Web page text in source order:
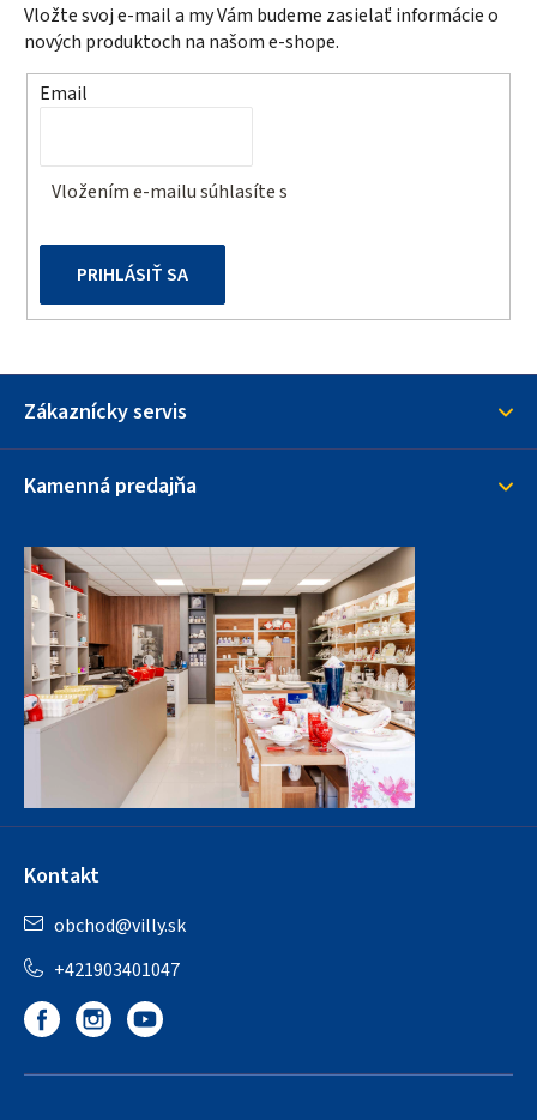
c
i
e
k
p
s
Vložte svoj e-mail a my Vám budeme zasielať informácie o
nových produktoch na našom e-shope.
Email
Vložením e-mailu súhlasíte s
PRIHLÁSIŤ SA
Zákaznícky servis
Kamenná predajňa
Kontakt
obchod@villy.sk
+421903401047